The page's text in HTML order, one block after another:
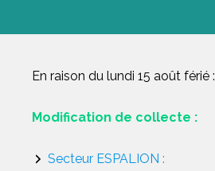
En raison du lundi 15 août férié :
Modification de collecte :
Secteur ESPALION :